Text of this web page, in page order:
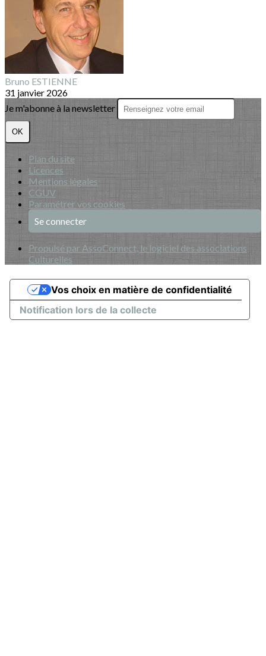
Bruno ESTIENNE
31 janvier 2026
Je m'abonne à la newsletter
OK
Plan du site
Licences
Mentions légales
CGUV
Paramétrer vos cookies
Se connecter
Propulsé par AssoConnect, le logiciel des associations
Culturelles
Notification lors de la collecte
Vos choix en matière de confidentialité